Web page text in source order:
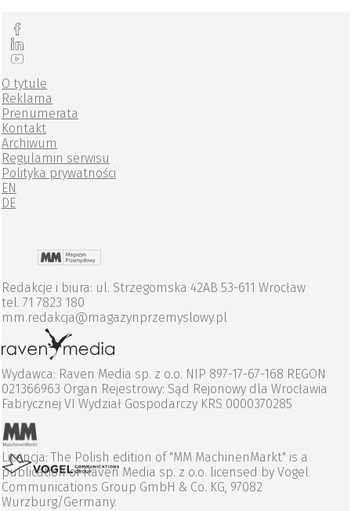
O tytule
Reklama
Prenumerata
Kontakt
Archiwum
Regulamin serwisu
Polityka prywatności
EN
DE
Redakcje i biura: ul. Strzegomska 42AB 53-611 Wrocław
tel. 71 7823 180
mm.redakcja@magazynprzemyslowy.pl
Wydawca: Raven Media sp. z o.o. NIP 897-17-67-168 REGON
021366963 Organ Rejestrowy: Sąd Rejonowy dla Wrocławia
Fabrycznej VI Wydział Gospodarczy KRS 0000370285
Licencja: The Polish edition of "MM MachinenMarkt" is a
publication of Raven Media sp. z o.o. licensed by Vogel
Communications Group GmbH & Co. KG, 97082
Wurzburg/Germany.